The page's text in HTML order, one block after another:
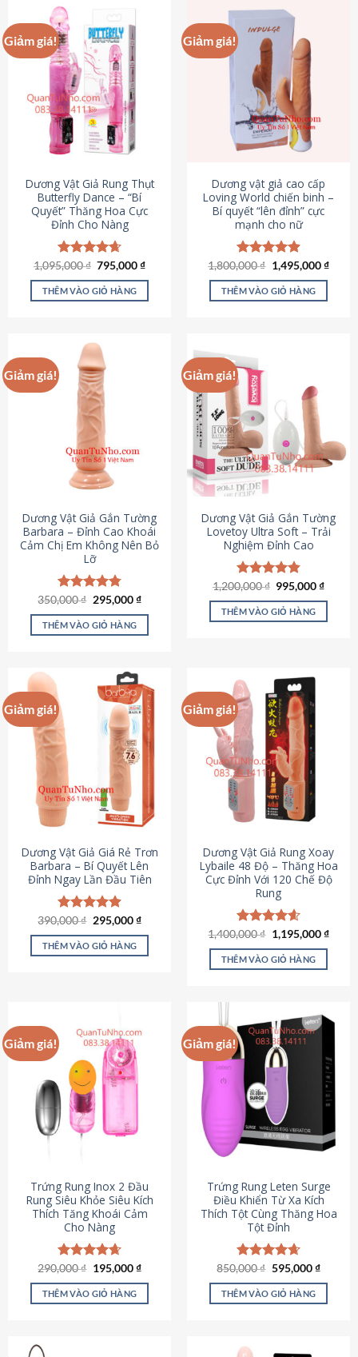
Giảm giá!
Dương Vật Giả Rung Thụt
Butterfly Dance – “Bí
Quyết” Thăng Hoa Cực
Đỉnh Cho Nàng
Được xếp
hạng4.65
5 sao
1,095,000₫ Giá
là:
1,095,000 ₫.
795,000₫Giá
tại
THÊM VÀO GIỎ HÀNG
Giảm giá!
Dương vật giả cao cấp
Loving World chiến binh –
Bí quyết “lên đỉnh” cực
mạnh cho nữ
Được xếp
hạng4.89
5 sao
1,800,000₫ Giá
gốc
là:
1,800,000 ₫.
1,495,000₫Giá
THÊM VÀO GIỎ HÀNG
Giảm giá!
Dương Vật Giả Gắn Tường
Barbara – Đỉnh Cao Khoái
Cảm Chị Em Không Nên Bỏ
Lỡ
Được xếp
hạng4.79
5 sao
350,000₫ Giá
là:
350,000 ₫.
295,000₫Giá
tại
THÊM VÀO GIỎ HÀNG
Giảm giá!
Dương Vật Giả Gắn Tường
Lovetoy Ultra Soft – Trải
Nghiệm Đỉnh Cao
Được xếp
hạng4.82
5 sao
1,200,000₫ Giá
là:
1,200,000 ₫.
995,000₫Giá
tại
THÊM VÀO GIỎ HÀNG
Giảm giá!
Dương Vật Giả Giá Rẻ Trơn
Barbara – Bí Quyết Lên
Đỉnh Ngay Lần Đầu Tiên
Được xếp
hạng4.90
5 sao
390,000₫ Giá
là:
390,000 ₫.
295,000₫Giá
tại
THÊM VÀO GIỎ HÀNG
Giảm giá!
Dương Vật Giả Rung Xoay
Lybaile 48 Độ – Thăng Hoa
Cực Đỉnh Với 120 Chế Độ
Rung
Được xếp
hạng4.62
5 sao
1,400,000₫ Giá
gốc
là:
1,400,000 ₫.
1,195,000₫Giá
THÊM VÀO GIỎ HÀNG
Giảm giá!
Trứng Rung Inox 2 Đầu
Rung Siêu Khỏe Siêu Kích
Thích Tăng Khoái Cảm
Cho Nàng
Được xếp
hạng4.64
5 sao
290,000₫ Giá
là:
290,000 ₫.
195,000₫Giá
tại
THÊM VÀO GIỎ HÀNG
Giảm giá!
Trứng Rung Leten Surge
Điều Khiển Từ Xa Kích
Thích Tột Cùng Thăng Hoa
Tột Đỉnh
Được xếp
hạng4.69
5 sao
850,000₫ Giá
là:
850,000 ₫.
595,000₫Giá
tại
THÊM VÀO GIỎ HÀNG